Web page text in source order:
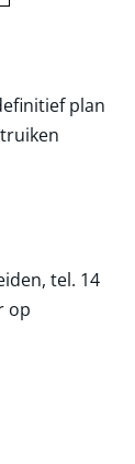
plan
tel. 14
op